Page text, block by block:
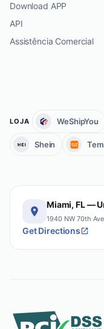
Download APP
API
Assistência Comercial
LOJA WeShipYou
Shein
Miami, FL —
1940 NW 70th
Get Directions